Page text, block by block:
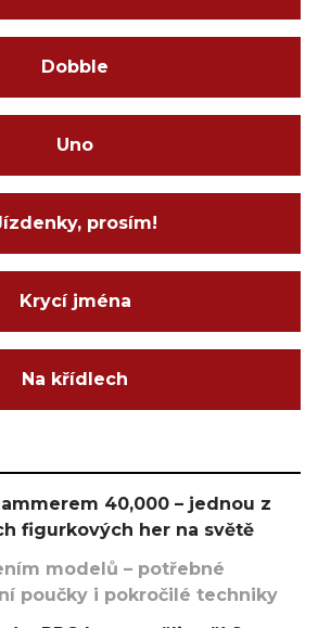
Dobble
Uno
prosím!
Krycí jména
Na křídlech
40,000 – jednou z
figurkových her na světě
modelů – potřebné
poučky i pokročilé techniky